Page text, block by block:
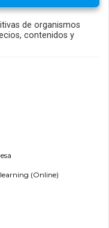
de organismos
contenidos y
(Online)